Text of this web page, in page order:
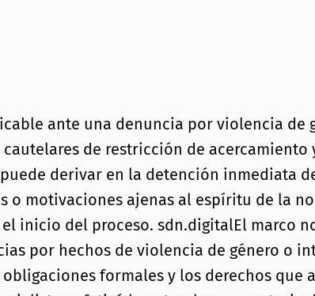
ante una denuncia por violencia de
de restricción de
derivar en la detención inmediata
o motivaciones ajenas al espíritu de la
inicio del proceso. sdn.digitalEl marco
por hechos de violencia de género o
formales y los derechos que